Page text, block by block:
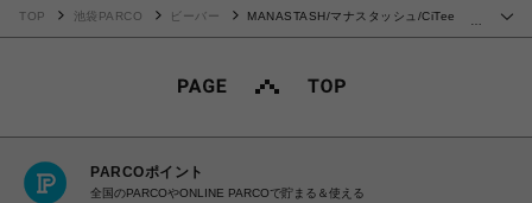
TOP 池袋PARCO ビーバー
MANASTASH/マナスタッシュ/CiTee
PARCOポイント
全国のPARCOやONLINE PARCOで貯まる＆使える